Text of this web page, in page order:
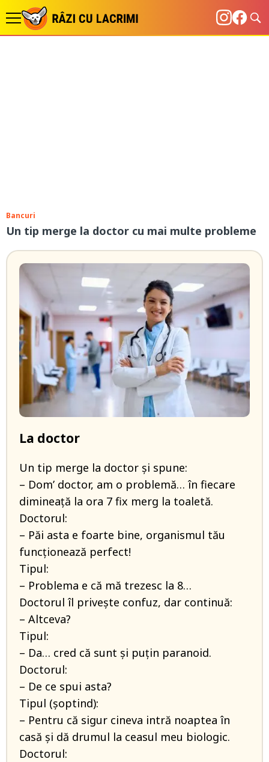
Bancuri
Un tip merge la doctor cu mai multe probleme
La doctor
Un tip merge la doctor și spune:
– Dom’ doctor, am o problemă… în fiecare
dimineață la ora 7 fix merg la toaletă.
Doctorul:
– Păi asta e foarte bine, organismul tău
funcționează perfect!
Tipul:
– Problema e că mă trezesc la 8…
Doctorul îl privește confuz, dar continuă:
– Altceva?
Tipul:
– Da… cred că sunt și puțin paranoid.
Doctorul:
– De ce spui asta?
Tipul (șoptind):
– Pentru că sigur cineva intră noaptea în
casă și dă drumul la ceasul meu biologic.
Doctorul: